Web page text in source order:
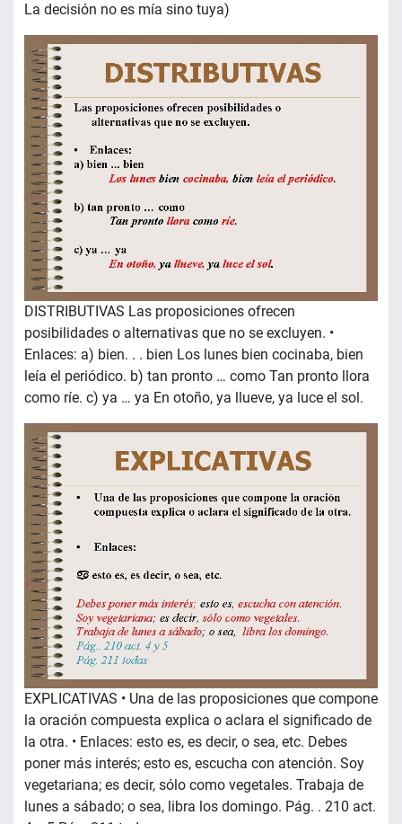
La decisión no es mía sino tuya)
DISTRIBUTIVAS Las proposiciones ofrecen
posibilidades o alternativas que no se excluyen. •
Enlaces: a) bien. . . bien Los lunes bien cocinaba, bien
leía el periódico. b) tan pronto … como Tan pronto llora
como ríe. c) ya … ya En otoño, ya llueve, ya luce el sol.
EXPLICATIVAS • Una de las proposiciones que compone
la oración compuesta explica o aclara el significado de
la otra. • Enlaces: esto es, es decir, o sea, etc. Debes
poner más interés; esto es, escucha con atención. Soy
vegetariana; es decir, sólo como vegetales. Trabaja de
lunes a sábado; o sea, libra los domingo. Pág. . 210 act.